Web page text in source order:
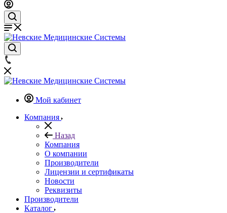
Мой кабинет
Компания
Назад
Компания
О компании
Производители
Лицензии и сертификаты
Новости
Реквизиты
Производители
Каталог